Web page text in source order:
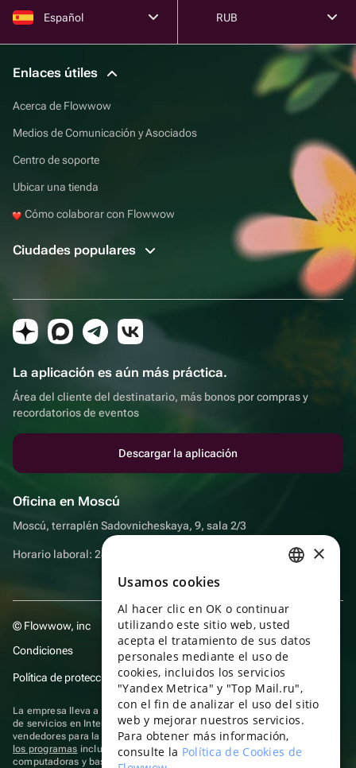
Español RUB
Enlaces útiles
Acerca de Flowwow
Medios de Comunicación y Asociados
Centro de soporte
Ubicar una tienda
Cómo colaborar con Flowwow
Ciudades populares
La aplicación es aún más práctica.
Área del cliente del destinatario, más bonos por compras y
recordatorios de eventos
Descargar la aplicación
Oficina en Moscú
Moscú, terraplén Sadovnicheskaya, 9, sala 2/3
Horario laboral: 24 horas
© Flowwow, inc
Condiciones
Política de protección y privacidad de datos
La empresa lleva a cabo su actividad en el ámbito de las TI: prestación
de servicios en Internet para la publicación de ofertas (anuncios) de
vendedores para la venta de artículos. Acceder a lainformación sobre
los programas incluidos en el registro de programas rusos para
computadoras y bases de datos.
ENGLISH
UKRAINIAN
PORTUGUESE
SPANISH
HUNGARIAN
ITALIAN
×
Usamos cookies
Al hacer clic en OK o continuar
utilizando este sitio web, usted
acepta el tratamiento de sus datos
personales mediante el uso de
cookies, incluidos los servicios
"Yandex Metrica" y "Top Mail.ru",
con el fin de analizar el uso del sitio
web y mejorar nuestros servicios.
Para obtener más información,
consulte la Política de Cookies de